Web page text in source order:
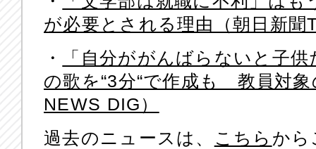
が必要とされる理由（朝日新
・
「自分ががんばらないと子
の歌を“3分“で作成も 教員対
NEWS DIG）
過去のニュースは、
こちら から